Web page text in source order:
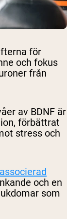
för
och fokus
från
av BDNF är
förbättrat
stress och
associerad
och en
som